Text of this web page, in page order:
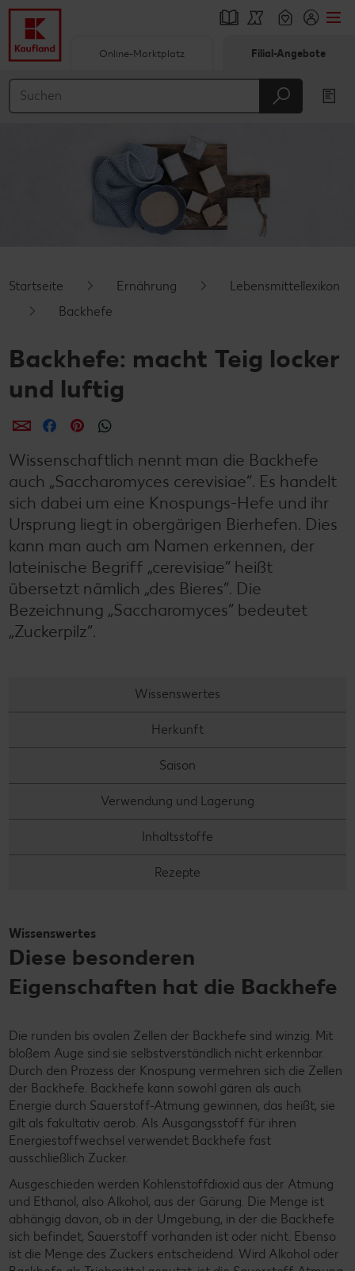
Hauptinhalt
Schwebender Seitenbereich
Online-Marktplatz Filial-Angebote
Startseite Ernährung
Lebensmittellexikon
Backhefe
Backhefe: macht Teig locker
und luftig
per E-Mail teilen
per Facebook teilen
per Pinterest teilen
Wissenschaftlich nennt man die Backhefe
auch „Saccharomyces cerevisiae“. Es handelt
sich dabei um eine Knospungs-Hefe und ihr
Ursprung liegt in obergärigen Bierhefen. Dies
kann man auch am Namen erkennen, der
lateinische Begriff „cerevisiae“ heißt
übersetzt nämlich „des Bieres“. Die
Bezeichnung „Saccharomyces“ bedeutet
„Zuckerpilz“.
Wissenswertes
Herkunft
Saison
Verwendung und Lagerung
Inhaltsstoffe
Rezepte
Wissenswertes
Diese besonderen
Eigenschaften hat die Backhefe
Die runden bis ovalen Zellen der Backhefe sind winzig. Mit
bloßem Auge sind sie selbstverständlich nicht erkennbar.
Durch den Prozess der Knospung vermehren sich die Zellen
der Backhefe. Backhefe kann sowohl gären als auch
Energie durch Sauerstoff-Atmung gewinnen, das heißt, sie
gilt als fakultativ aerob. Als Ausgangsstoff für ihren
Energiestoffwechsel verwendet Backhefe fast
ausschließlich Zucker.
Ausgeschieden werden Kohlenstoffdioxid aus der Atmung
und Ethanol, also Alkohol, aus der Gärung. Die Menge ist
abhängig davon, ob in der Umgebung, in der die Backhefe
sich befindet, Sauerstoff vorhanden ist oder nicht. Ebenso
ist die Menge des Zuckers entscheidend. Wird Alkohol oder